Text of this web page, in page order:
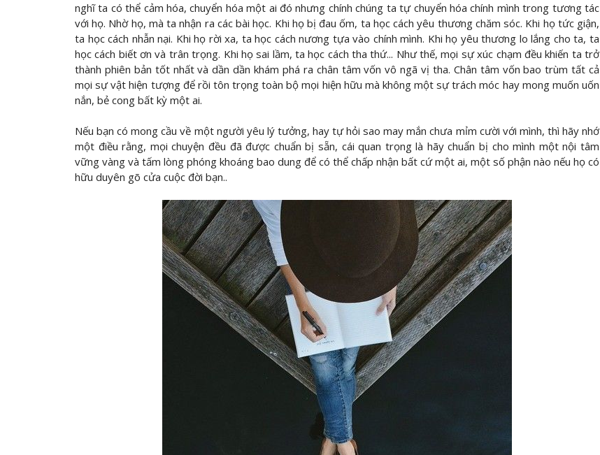
nghĩ ta có thể cảm hóa, chuyển hóa một ai đó nhưng chính chúng ta tự chuyển hóa chính mình trong tương tác
với họ. Nhờ họ, mà ta nhận ra các bài học. Khi họ bị đau ốm, ta học cách yêu thương chăm sóc. Khi họ tức giận,
ta học cách nhẫn nại. Khi họ rời xa, ta học cách nương tựa vào chính mình. Khi họ yêu thương lo lắng cho ta, ta
học cách biết ơn và trân trọng. Khi họ sai lầm, ta học cách tha thứ... Như thế, mọi sự xúc chạm đều khiến ta trở
thành phiên bản tốt nhất và dần dần khám phá ra chân tâm vốn vô ngã vị tha. Chân tâm vốn bao trùm tất cả
mọi sự vật hiện tượng để rồi tôn trọng toàn bộ mọi hiện hữu mà không một sự trách móc hay mong muốn uốn
nắn, bẻ cong bất kỳ một ai.
Nếu bạn có mong cầu về một người yêu lý tưởng, hay tự hỏi sao may mắn chưa mỉm cười với mình, thì hãy nhớ
một điều rằng, mọi chuyện đều đã được chuẩn bị sẵn, cái quan trọng là hãy chuẩn bị cho mình một nội tâm
vững vàng và tấm lòng phóng khoáng bao dung để có thể chấp nhận bất cứ một ai, một số phận nào nếu họ có
hữu duyên gõ cửa cuộc đời bạn..